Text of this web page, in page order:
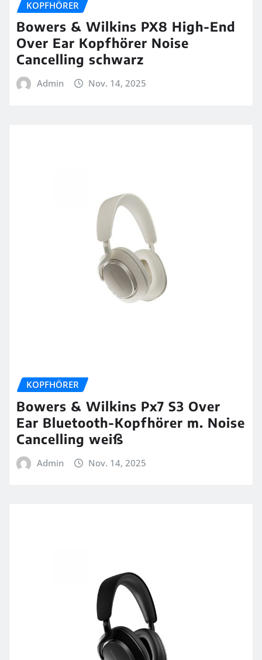
KOPFHÖRER
Bowers & Wilkins PX8 High-End
Over Ear Kopfhörer Noise
Cancelling schwarz
Admin Nov. 14, 2025
KOPFHÖRER
Bowers & Wilkins Px7 S3 Over
Ear Bluetooth-Kopfhörer m. Noise
Cancelling weiß
Admin Nov. 14, 2025